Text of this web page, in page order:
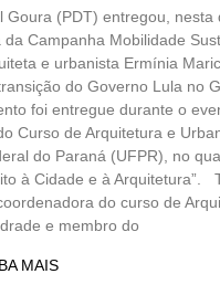
Goura (PDT) entregou, nesta
da Campanha Mobilidade
e urbanista Ermínia
do Governo Lula no
foi entregue durante o
Curso de Arquitetura e
do Paraná (UFPR), no
à Cidade e à Arquitetura”.
do curso de
e membro do
MAIS